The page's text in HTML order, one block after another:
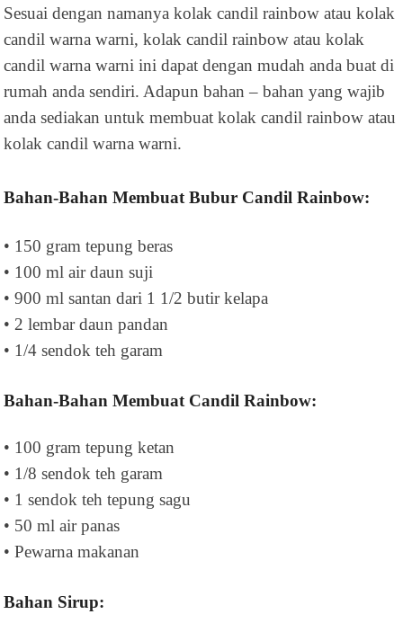
Sesuai dengan namanya kolak candil rainbow atau kolak
candil warna warni, kolak candil rainbow atau kolak
candil warna warni ini dapat dengan mudah anda buat di
rumah anda sendiri. Adapun bahan – bahan yang wajib
anda sediakan untuk membuat kolak candil rainbow atau
kolak candil warna warni.
Bahan-Bahan Membuat Bubur Candil Rainbow:
• 150 gram tepung beras
• 100 ml air daun suji
• 900 ml santan dari 1 1/2 butir kelapa
• 2 lembar daun pandan
• 1/4 sendok teh garam
Bahan-Bahan Membuat Candil Rainbow:
• 100 gram tepung ketan
• 1/8 sendok teh garam
• 1 sendok teh tepung sagu
• 50 ml air panas
• Pewarna makanan
Bahan Sirup: